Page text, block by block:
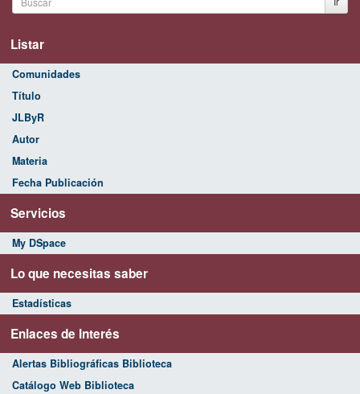
Listar
Comunidades
Título
JLByR
Autor
Materia
Fecha Publicación
Servicios
My DSpace
Lo que necesitas saber
Estadísticas
Enlaces de Interés
Alertas Bibliográficas Biblioteca
Catálogo Web Biblioteca